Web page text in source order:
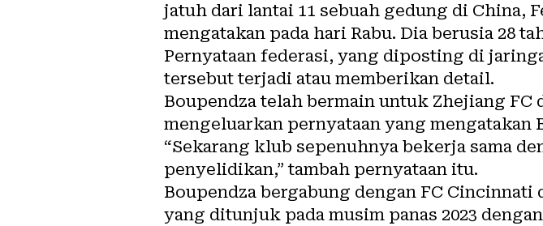
jatuh dari lantai 11 sebuah gedung di China,
mengatakan pada hari Rabu. Dia berusia 28
Pernyataan federasi, yang diposting di
tersebut terjadi atau memberikan detail.
Boupendza telah bermain untuk Zhejiang
mengeluarkan pernyataan yang
“Sekarang klub sepenuhnya bekerja sama
penyelidikan,” tambah pernyataan itu.
Boupendza bergabung dengan FC
yang ditunjuk pada musim panas 2023